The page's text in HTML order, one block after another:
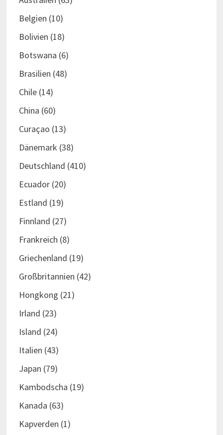
Belgien (10)
Bolivien (18)
Botswana (6)
Brasilien (48)
Chile(14)
China (60)
Curaçao (13)
Dänemark (38)
Deutschland (410)
Ecuador(20)
Estland (19)
Finnland (27)
Frankreich (8)
Griechenland (19)
Großbritannien (42)
Hongkong (21)
Irland (23)
Island (24)
Italien (43)
Japan (79)
Kambodscha (19)
Kanada (63)
Kapverden (1)